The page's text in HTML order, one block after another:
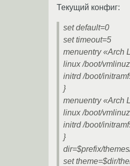
Текущий конфиг:
set default=0
set timeout=5
menuentry «Arch
linux /boot/
initrd /boot/
}
menuentry «Arch
linux /boot/
initrd /boot/
}
dir=$prefix/
set theme=$dir/